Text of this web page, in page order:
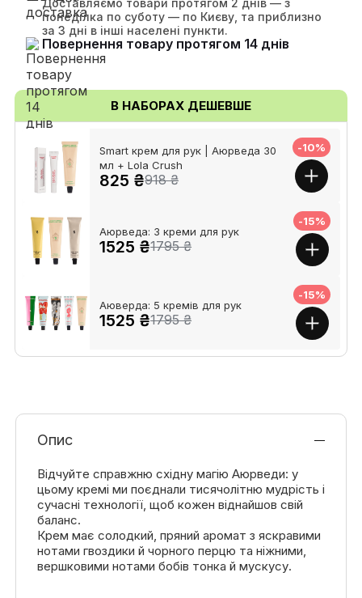
Доставляємо товари протягом 2 днів — з
понеділка по суботу — по Києву, та приблизно
за 3 дні в інші населені пункти.
Повернення товару протягом 14 днів
В НАБОРАХ ДЕШЕВШЕ
Smart крем для рук | Аюрведа 30
мл + Lola Crush
918 ₴
825 ₴
-10%
Аюрведа: 3 креми для рук
1795 ₴
1525 ₴
-15%
Аюверда: 5 кремів для рук
1795 ₴
1525 ₴
-15%
Опис
Відчуйте справжню східну магію Аюрведи: у
цьому кремі ми поєднали тисячолітню мудрість і
сучасні технології, щоб кожен віднайшов свій
баланс.
Крем має солодкий, пряний аромат з яскравими
нотами гвоздики й чорного перцю та ніжними,
вершковими нотами бобів тонка й мускусу.